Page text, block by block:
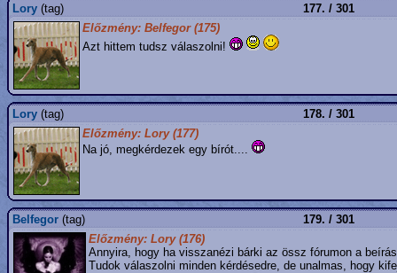
Lory (tag)
177. / 301
Előzmény: Belfegor (175)
Azt hittem tudsz válaszolni!
Lory (tag)
178. / 301
Előzmény: Lory (177)
Na jó, megkérdezek egy bírót....
Belfegor (tag)
179. / 301
Előzmény: Lory (176)
Annyira, hogy ha visszanézi bárki az össz fórumon a
Tudok válaszolni minden kérdésedre, de unalmas, hogy